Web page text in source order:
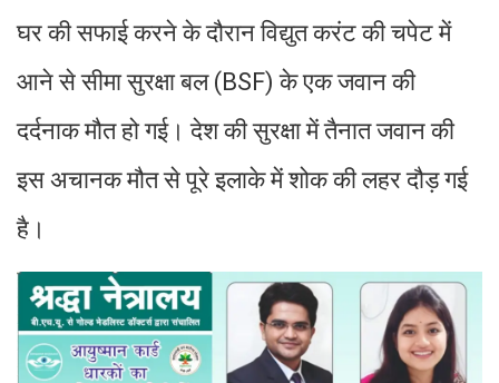
घर की सफाई करने के दौरान विद्युत करंट की चपेट में
आने से सीमा सुरक्षा बल (BSF) के एक जवान की
दर्दनाक मौत हो गई। देश की सुरक्षा में तैनात जवान की
इस अचानक मौत से पूरे इलाके में शोक की लहर दौड़ गई
है।